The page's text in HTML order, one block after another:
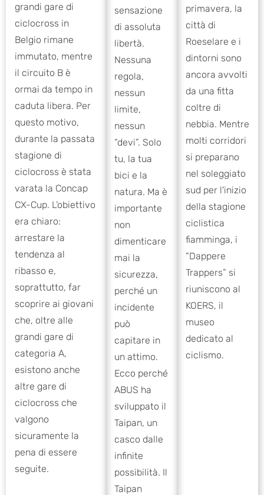
grandi gare di
ciclocross in
Belgio rimane
immutato, mentre
il circuito B è
ormai da tempo in
caduta libera. Per
questo motivo,
durante la passata
stagione di
ciclocross è stata
varata la Concap
CX-Cup. L’obiettivo
era chiaro:
arrestare la
tendenza al
ribasso e,
soprattutto, far
scoprire ai giovani
che, oltre alle
grandi gare di
categoria A,
esistono anche
altre gare di
ciclocross che
valgono
sicuramente la
pena di essere
seguite.
sensazione
di assoluta
libertà.
Nessuna
regola,
nessun
limite,
nessun
“devi”. Solo
tu, la tua
bici e la
natura. Ma è
importante
non
dimenticare
mai la
sicurezza,
perché un
incidente
può
capitare in
un attimo.
Ecco perché
ABUS ha
sviluppato il
Taipan, un
casco dalle
infinite
possibilità. Il
Taipan
primavera, la
città di
Roeselare e i
dintorni sono
ancora avvolti
da una fitta
coltre di
nebbia. Mentre
molti corridori
si preparano
nel soleggiato
sud per l'inizio
della stagione
ciclistica
fiamminga, i
“Dappere
Trappers” si
riuniscono al
KOERS, il
museo
dedicato al
ciclismo.